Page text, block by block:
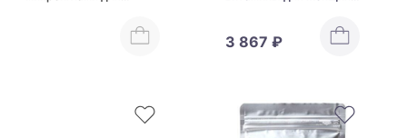
повышения упругости
Spa Treatment i Micro
3 867 ₽